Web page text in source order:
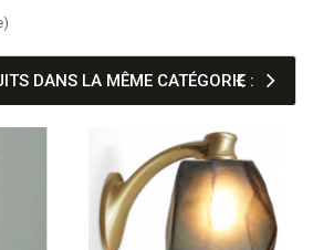
DANS LA MÊME CATÉGORIE :